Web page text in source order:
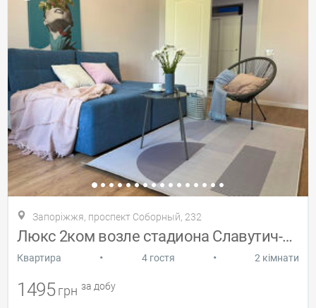
Запоріжжя, проспект Соборный, 232
Люкс 2ком возле стадиона Славутич-Арена
Квартира • 4 гостя • 2 кімнати
1495 грн за добу